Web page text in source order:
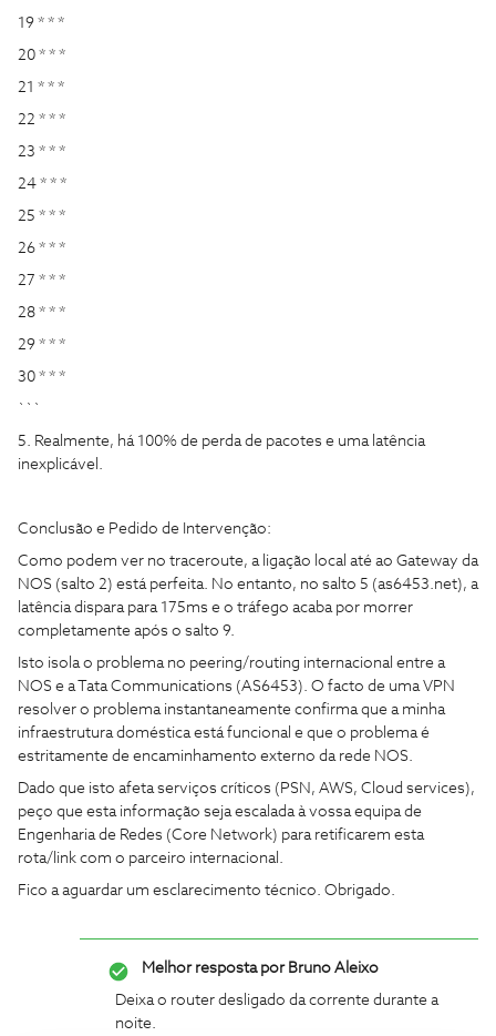
19 * * *
20 * * *
21 * * *
22 * * *
23 * * *
24 * * *
25 * * *
26 * * *
27 * * *
28 * * *
29 * * *
30 * * *
```
5. Realmente, há 100% de perda de pacotes e uma latência
inexplicável.
​Conclusão e Pedido de Intervenção:
Como podem ver no traceroute, a ligação local até ao Gateway da
NOS (salto 2) está perfeita. No entanto, no salto 5 (as6453.net), a
latência dispara para 175ms e o tráfego acaba por morrer
completamente após o salto 9.
​Isto isola o problema no peering/routing internacional entre a
NOS e a Tata Communications (AS6453). O facto de uma VPN
resolver o problema instantaneamente confirma que a minha
infraestrutura doméstica está funcional e que o problema é
estritamente de encaminhamento externo da rede NOS.
​Dado que isto afeta serviços críticos (PSN, AWS, Cloud services),
peço que esta informação seja escalada à vossa equipa de
Engenharia de Redes (Core Network) para retificarem esta
rota/link com o parceiro internacional.
​Fico a aguardar um esclarecimento técnico. Obrigado.
Melhor resposta porBruno Aleixo
Deixa o router desligado da corrente durante a
noite.